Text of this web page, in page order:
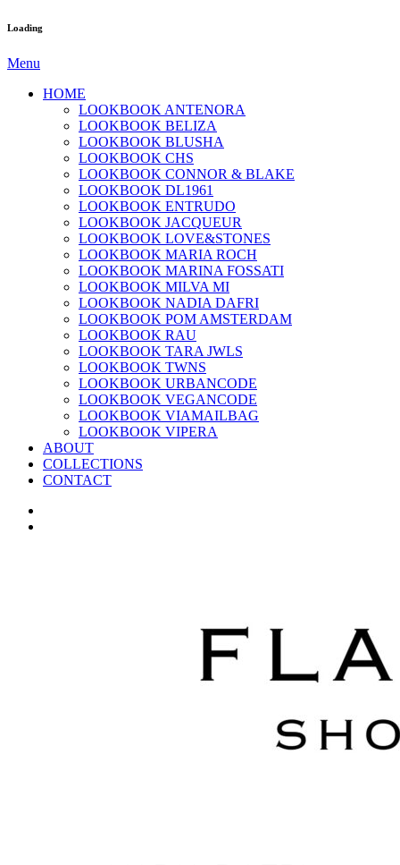
Loading
Menu
HOME
LOOKBOOK ANTENORA
LOOKBOOK BELIZA
LOOKBOOK BLUSHA
LOOKBOOK CHS
LOOKBOOK CONNOR & BLAKE
LOOKBOOK DL1961
LOOKBOOK ENTRUDO
LOOKBOOK JACQUEUR
LOOKBOOK LOVE&STONES
LOOKBOOK MARIA ROCH
LOOKBOOK MARINA FOSSATI
LOOKBOOK MILVA MI
LOOKBOOK NADIA DAFRI
LOOKBOOK POM AMSTERDAM
LOOKBOOK RAU
LOOKBOOK TARA JWLS
LOOKBOOK TWNS
LOOKBOOK URBANCODE
LOOKBOOK VEGANCODE
LOOKBOOK VIAMAILBAG
LOOKBOOK VIPERA
ABOUT
COLLECTIONS
CONTACT